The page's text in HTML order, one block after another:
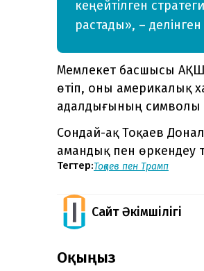
кеңейтілген
растады», –
Мемлекет басшысы АҚШ
өтіп, оны америкалық
адалдығының символы
Сондай-ақ Тоқаев
амандық пен өркендеу
Тегтер:Тоқаев пен Трамп
Сайт Әкімшілігі
Оқыңыз